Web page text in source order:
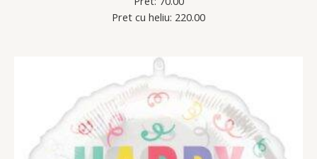
Pret cu heliu: 220.00